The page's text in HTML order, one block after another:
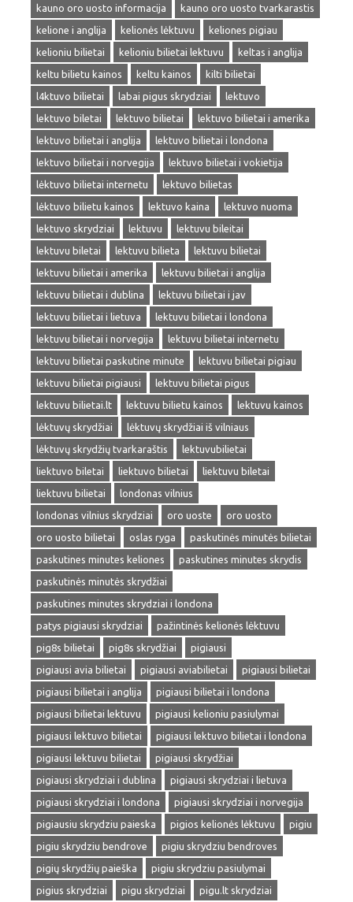
kauno oro uosto informacija
kauno oro uosto tvarkarastis
kelione i anglija
kelionės lėktuvu
keliones pigiau
kelioniu bilietai
kelioniu bilietai lektuvu
keltas i anglija
keltu bilietu kainos
keltu kainos
kilti bilietai
l4ktuvo bilietai
labai pigus skrydziai
lektuvo
lektuvo biletai
lektuvo bilietai
lektuvo bilietai i amerika
lektuvo bilietai i anglija
lektuvo bilietai i londona
lektuvo bilietai i norvegija
lektuvo bilietai i vokietija
lėktuvo bilietai internetu
lektuvo bilietas
lėktuvo bilietu kainos
lektuvo kaina
lektuvo nuoma
lektuvo skrydziai
lektuvu
lektuvu bileitai
lektuvu biletai
lektuvu bilieta
lektuvu bilietai
lektuvu bilietai i amerika
lektuvu bilietai i anglija
lektuvu bilietai i dublina
lektuvu bilietai i jav
lektuvu bilietai i lietuva
lektuvu bilietai i londona
lektuvu bilietai i norvegija
lektuvu bilietai internetu
lektuvu bilietai paskutine minute
lektuvu bilietai pigiau
lektuvu bilietai pigiausi
lektuvu bilietai pigus
lektuvu bilietai.lt
lektuvu bilietu kainos
lektuvu kainos
lėktuvų skrydžiai
lėktuvų skrydžiai iš vilniaus
lėktuvų skrydžių tvarkaraštis
lektuvubilietai
liektuvo biletai
liektuvo bilietai
liektuvu biletai
liektuvu bilietai
londonas vilnius
londonas vilnius skrydziai
oro uoste
oro uosto
oro uosto bilietai
oslas ryga
paskutinės minutės bilietai
paskutines minutes keliones
paskutines minutes skrydis
paskutinės minutės skrydžiai
paskutines minutes skrydziai i londona
patys pigiausi skrydziai
pažintinės kelionės lėktuvu
pig8s bilietai
pig8s skrydžiai
pigiausi
pigiausi avia bilietai
pigiausi aviabilietai
pigiausi bilietai
pigiausi bilietai i anglija
pigiausi bilietai i londona
pigiausi bilietai lektuvu
pigiausi kelioniu pasiulymai
pigiausi lektuvo bilietai
pigiausi lektuvo bilietai i londona
pigiausi lektuvu bilietai
pigiausi skrydžiai
pigiausi skrydziai i dublina
pigiausi skrydziai i lietuva
pigiausi skrydziai i londona
pigiausi skrydziai i norvegija
pigiausiu skrydziu paieska
pigios kelionės lėktuvu
pigiu
pigiu skrydziu bendrove
pigiu skrydziu bendroves
pigių skrydžių paieška
pigiu skrydziu pasiulymai
pigius skrydziai
pigu skrydziai pigu.lt skrydziai